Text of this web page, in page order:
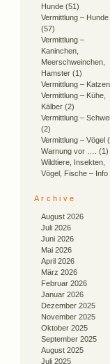
Hunde (51)
Vermittlung – Hunde
(57)
Vermittlung –
Kaninchen,
Meerschweinchen,
Hamster (1)
Vermittlung – Katzen
Vermittlung – Kühe,
Kälber (2)
Vermittlung –
(2)
Vermittlung – Vögel
Warnung vor ….
(1)
Wildtiere, Insekten,
Vögel, Fische – Info
Archive
August 2026
Juli 2026
Juni 2026
Mai 2026
April 2026
März 2026
Februar 2026
Januar 2026
Dezember 2025
November 2025
Oktober 2025
September 2025
August 2025
Juli 2025